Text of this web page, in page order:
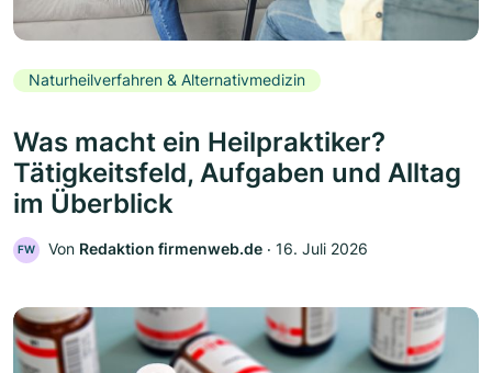
Naturheilverfahren & Alternativmedizin
Was macht ein Heilpraktiker?
Tätigkeitsfeld, Aufgaben und Alltag
im Überblick
FW Von Redaktion firmenweb.de ‧ 16. Juli 2026